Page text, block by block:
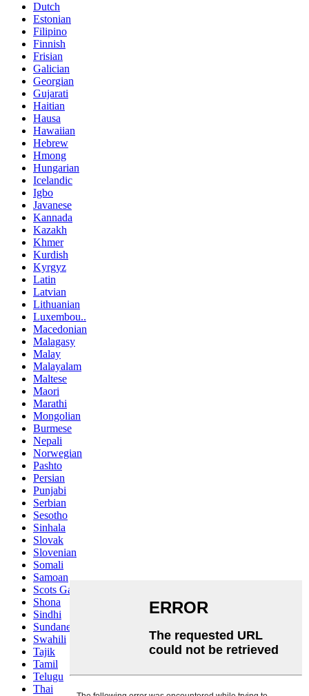
Dutch
Estonian
Filipino
Finnish
Frisian
Galician
Georgian
Gujarati
Haitian
Hausa
Hawaiian
Hebrew
Hmong
Hungarian
Icelandic
Igbo
Javanese
Kannada
Kazakh
Khmer
Kurdish
Kyrgyz
Latin
Latvian
Lithuanian
Luxembou..
Macedonian
Malagasy
Malay
Malayalam
Maltese
Maori
Marathi
Mongolian
Burmese
Nepali
Norwegian
Pashto
Persian
Punjabi
Serbian
Sesotho
Sinhala
Slovak
Slovenian
Somali
Samoan
Scots Gaelic
Shona
Sindhi
Sundanese
Swahili
Tajik
Tamil
Telugu
Thai